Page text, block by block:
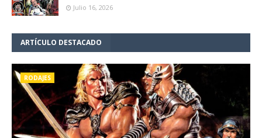
Julio 16, 2026
ARTÍCULO DESTACADO
RODAJES